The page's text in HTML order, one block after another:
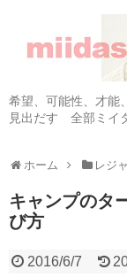
希望、可能性、才能
見出だす 全部ミイ
ホーム レジ
キャンプのタ
び方
2016/6/7